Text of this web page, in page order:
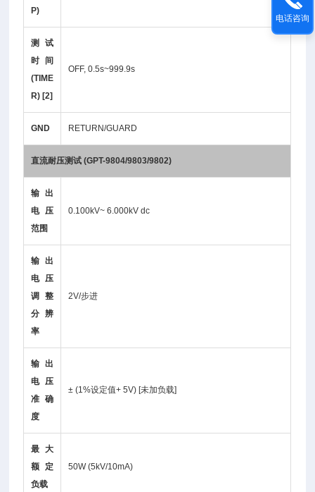
P)
测试
时间
(TIME
R) [2]
OFF, 0.5s~999.9s
GND RETURN/GUARD
直流耐压测试 (GPT-9804/9803/9802)
输出
电压
范围
0.100kV~ 6.000kV dc
输出
电压
调整
分辨
率
2V/步进
输出
电压
准确
度
± (1%设定值+ 5V) [未加负载]
最大
额定
负载
50W (5kV/10mA)
电话咨询